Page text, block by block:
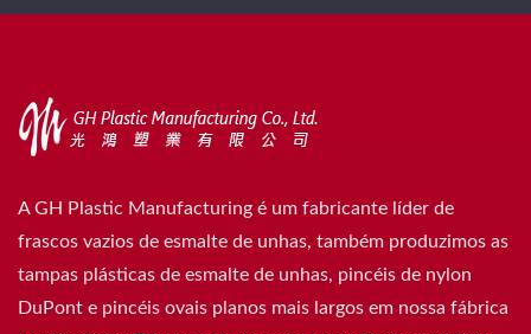
A GH Plastic Manufacturing é um fabricante líder de
frascos vazios de esmalte de unhas, também produzimos as
tampas plásticas de esmalte de unhas, pincéis de nylon
DuPont e pincéis ovais planos mais largos em nossa fábrica